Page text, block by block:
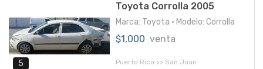
5
Toyota Corrolla 2005
Marca: Toyota • Modelo: Corrolla
$1,000 venta
Puerto Rico >> San Juan